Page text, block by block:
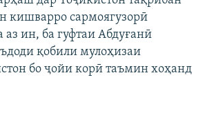
кишварро сармоягузорӣ
ин, ба гуфтаи Абдуғанӣ
қобили мулоҳизаи
бо ҷойи корӣ таъмин хоҳанд